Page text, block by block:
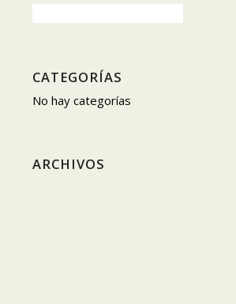
CATEGORÍAS
No hay categorías
ARCHIVOS